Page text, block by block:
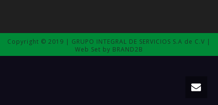
Copyright © 2019 | GRUPO INTEGRAL DE SERVICIOS S.A de C.V |
Web Set by BRAND2B